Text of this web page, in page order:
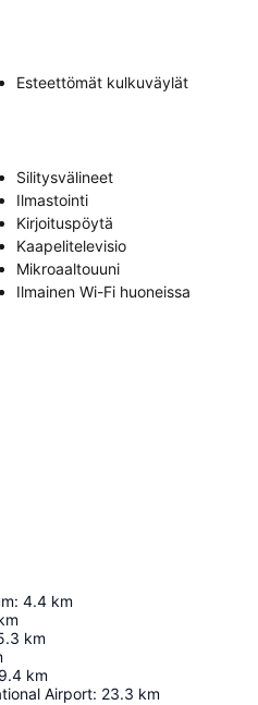
Esteettömät kulkuväylät
Silitysvälineet
Ilmastointi
Kirjoituspöytä
Kaapelitelevisio
Mikroaaltouuni
Ilmainen Wi-Fi huoneissa
: 4.4 km
km
9.4 km
Airport: 23.3 km